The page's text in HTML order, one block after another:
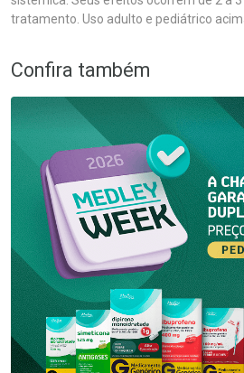
tratamento. Uso adulto e pediátrico
Confira também